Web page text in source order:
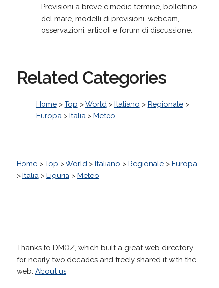
Previsioni a breve e medio termine, bollettino
del mare, modelli di previsioni, webcam,
osservazioni, articoli e forum di discussione.
Related Categories
Home> Top >World> Italiano > Regionale>
Europa> Italia> Meteo
Home> Top >World> Italiano > Regionale> Europa
> Italia> Liguria> Meteo
Thanks to DMOZ, which built a great web directory
for nearly two decades and freely shared it with the
web. About us